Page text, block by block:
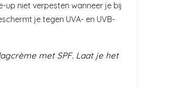
up niet verpesten wanneer je bij
je tegen UVA- en UVB-
met SPF. Laat je het